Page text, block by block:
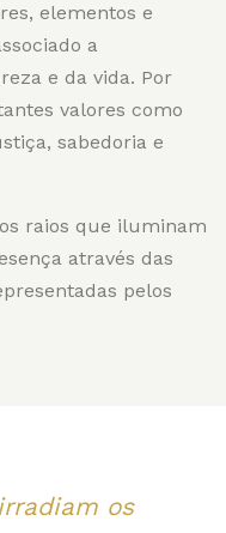
elementos e
a
e da vida. Por
valores como
sabedoria e
raios que iluminam
através das
pelos
os